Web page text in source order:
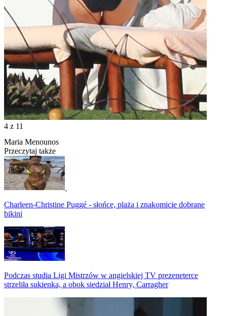
4 z 11
Maria Menounos
Przeczytaj także
Charleen-Christine Puggé - słońce, plaża i znakomicie dobrane
bikini
Podczas studia Ligi Mistrzów w angielskiej TV prezeneterce
strzeliła sukienka, a obok siedział Henry, Carragher